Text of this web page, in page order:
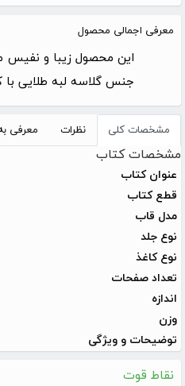
معرفی اجمالی محصول
این محصول زیبا و نفیس
جنس گلاسه لبه طلایی
مشخصات کلی نظرات معرفی
مشخصات کتاب
عنوان کتاب
قطع کتاب
مدل قاب
نوع جلد
نوع کاغذ
تعداد صفحات
اندازه
وزن
توضیحات و ویژگی
نقاط قوت